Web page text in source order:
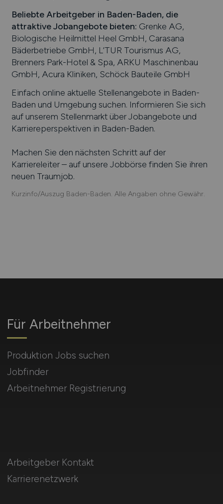
Beliebte Arbeitgeber in Baden-Baden, die
attraktive Jobangebote bieten: Grenke AG,
Biologische Heilmittel Heel GmbH, Carasana
Bäderbetriebe GmbH, L’TUR Tourismus AG,
Brenners Park-Hotel & Spa, ARKU Maschinenbau
GmbH, Acura Kliniken, Schöck Bauteile GmbH
Einfach online aktuelle Stellenangebote in Baden-
Baden und Umgebung suchen. Informieren Sie sich
auf unserem Stellenmarkt über Jobangebote und
Karriereperspektiven in Baden-Baden.
Machen Sie den nächsten Schritt auf der
Karriereleiter – auf unsere Jobbörse finden Sie ihren
neuen Traumjob.
Kurzinfo/Auszug Baden-Baden. Alle Angaben ohne Gewähr.
Für Arbeitnehmer
Produktion Jobs suchen
Jobfinder
Arbeitnehmer Registrierung
Arbeitgeber Kontakt
Karrierenetzwerk